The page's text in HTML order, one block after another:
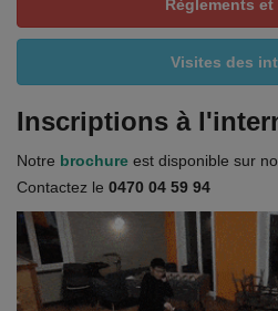
Règlements
Visites des
Inscriptions à
Notre brochure est disponible sur
Contactez le 0470 04 59 94